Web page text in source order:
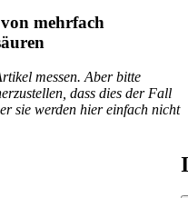
mehrfach
messen. Aber bitte
dass dies der Fall
sie werden hier einfach nicht